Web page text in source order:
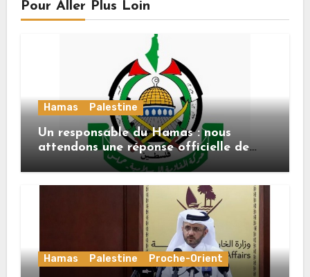
Pour Aller Plus Loin
Hamas Palestine
Un responsable du Hamas : nous
attendons une réponse officielle de
Mladenov concernant la feuille de
route de la deuxième phase de l’accord
Hamas Palestine Proche-Orient